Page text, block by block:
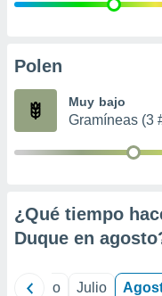
publicidad
de
Polen
Muy bajo
Gramíneas (3
¿Qué tiempo
Duque en agosto
Junio Julio